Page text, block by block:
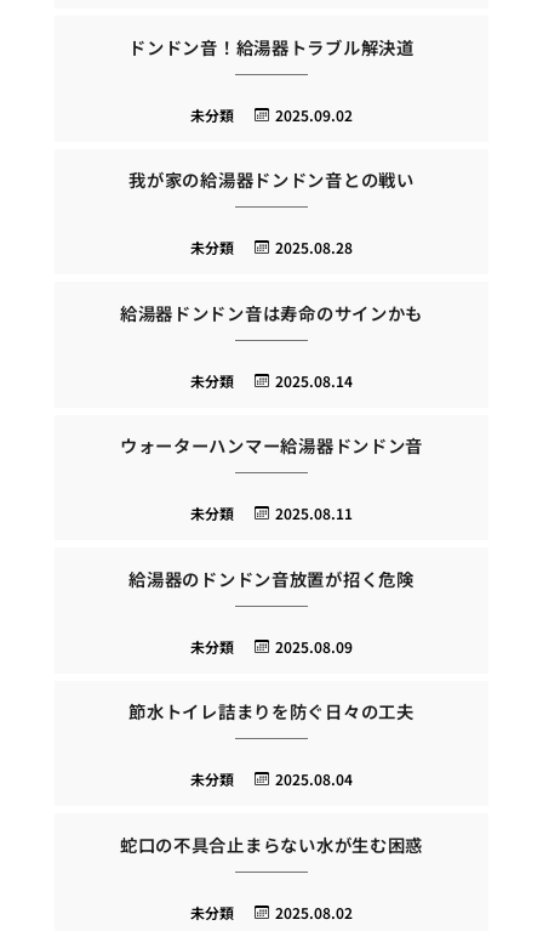
ドンドン音！給湯器トラブル解決道
2025.09.02
未分類
我が家の給湯器ドンドン音との戦い
2025.08.28
未分類
給湯器ドンドン音は寿命のサインかも
2025.08.14
未分類
ウォーターハンマー給湯器ドンドン音
2025.08.11
未分類
給湯器のドンドン音放置が招く危険
2025.08.09
未分類
節水トイレ詰まりを防ぐ日々の工夫
2025.08.04
未分類
蛇口の不具合止まらない水が生む困惑
2025.08.02
未分類